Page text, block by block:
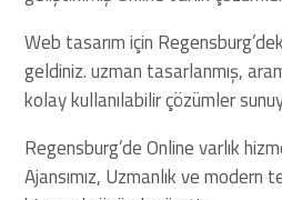
Web tasarım için
geldiniz. uzman tasarlanmış,
kolay kullanılabilir çözümler
Regensburg’de Online varlık
Ajansımız, Uzmanlık ve